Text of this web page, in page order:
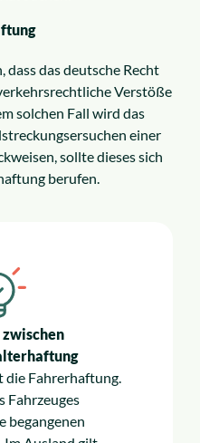
dass das deutsche Recht
Verstöße
solchen Fall wird das
einer
sollte dieses sich
berufen.
die Fahrerhaftung.
Fahrzeuges
begangenen